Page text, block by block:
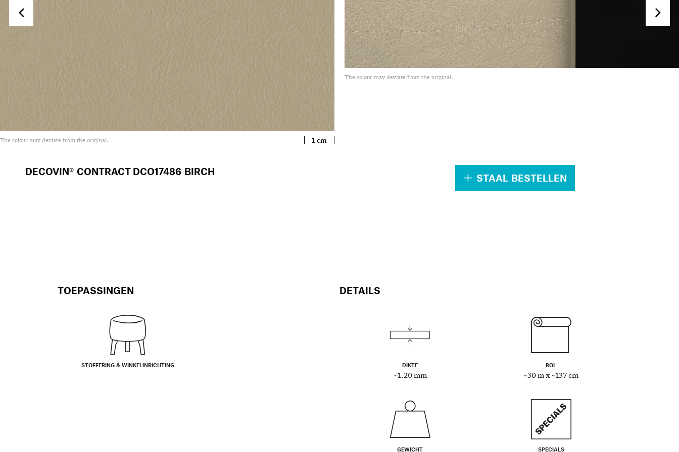
The colour may deviate from the original. 1 cm
The colour may deviate from the original.
DECOVIN® CONTRACT DCO17486 BIRCH
STAAL BESTELLEN
TOEPASSINGEN
STOFFERING & WINKELINRICHTING
DETAILS
DIKTE
~1.20 mm
ROL
~30 m x ~137 cm
GEWICHT SPECIALS